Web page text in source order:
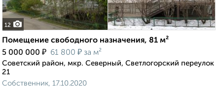
12
Помещение свободного назначения, 81 м²
5 000 000 ₽ 61 800 ₽ за м²
Советский район, мкр. Северный, Светлогорский переулок
21
Собственник, 17.10.2020